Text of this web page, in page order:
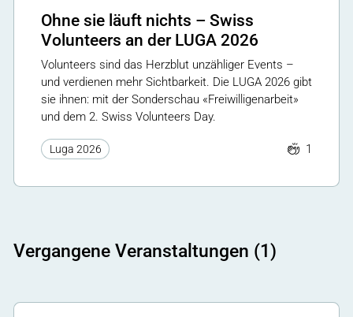
Ohne sie läuft nichts – Swiss
Volunteers an der LUGA 2026
Volunteers sind das Herzblut unzähliger Events –
und verdienen mehr Sichtbarkeit. Die LUGA 2026 gibt
sie ihnen: mit der Sonderschau «Freiwilligenarbeit»
und dem 2. Swiss Volunteers Day.
Luga 2026 1
Vergangene Veranstaltungen (1)